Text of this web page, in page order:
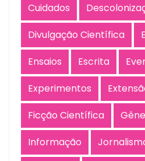
Cuidados
Divulgação Científica
Ensaios
Escrita
Experimentos
Ficção Científica
Informação